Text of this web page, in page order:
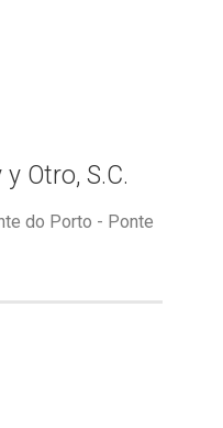
Otro, S.C.
do Porto - Ponte